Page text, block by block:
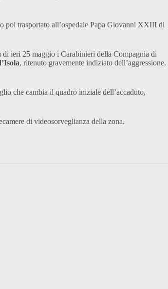
poi trasportato all’ospedale Papa Giovanni XXIII di
di ieri 25 maggio i Carabinieri della Compagnia di
, ritenuto gravemente indiziato dell’aggressione.
che cambia il quadro iniziale dell’accaduto,
di videosorveglianza della zona.